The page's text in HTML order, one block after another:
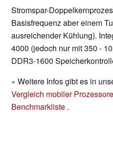
Stromspar-
Basisfrequenz aber einem
ausreichender Kühlung).
4000 (jedoch nur mit 350 -
DDR3-1600
» Weitere Infos gibt es in
Vergleich mobiler
Benchmarkliste .